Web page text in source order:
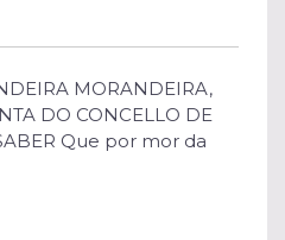
MORANDEIRA,
DO CONCELLO DE
Que por mor da